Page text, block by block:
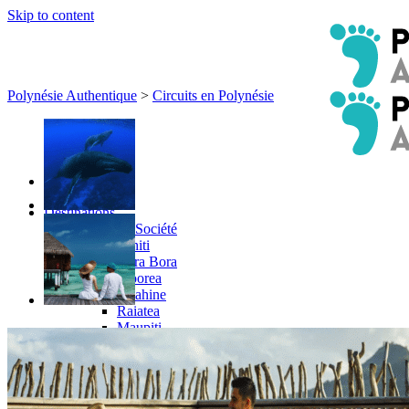
Skip to content
Destinations
Îles de la Société
Tahiti
Bora Bora
Moorea
Huahine
Raiatea
Maupiti
Taha’a
Îles de Tuamotu
Rangiroa
Manihi
Polynésie Authentique > Circuits en Polynésie